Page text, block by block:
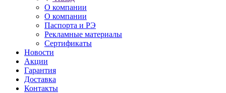
О компании
О компании
Паспорта и РЭ
Рекламные материалы
Сертификаты
Новости
Акции
Гарантия
Доставка
Контакты